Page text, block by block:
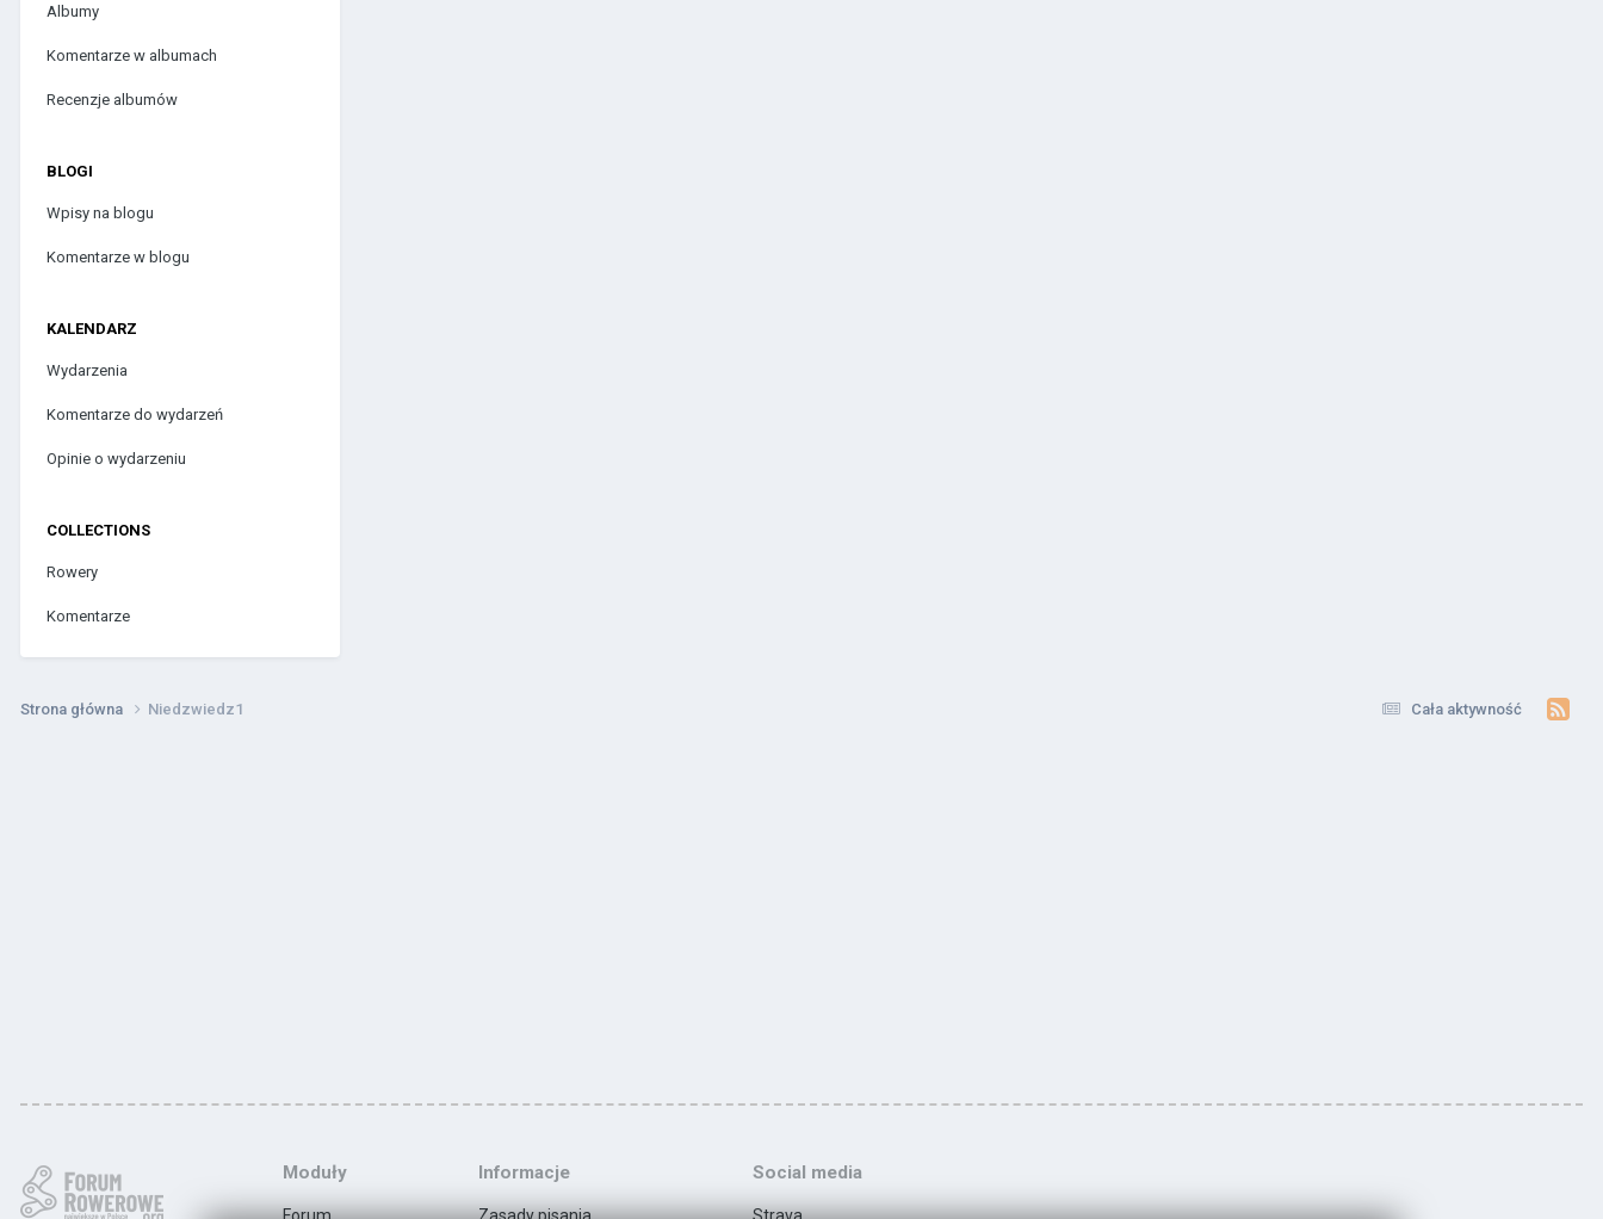
Albumy
Komentarze w albumach
Recenzje albumów
BLOGI
Wpisy na blogu
Komentarze w blogu
KALENDARZ
Wydarzenia
Komentarze do wydarzeń
Opinie o wydarzeniu
COLLECTIONS
Rowery
Komentarze
Cała aktywność
Strona główna Niedzwiedz1
Moduły Informacje Social media